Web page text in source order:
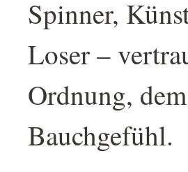
Spinner,
Loser –
Ordnung,
Bauchgefühl.